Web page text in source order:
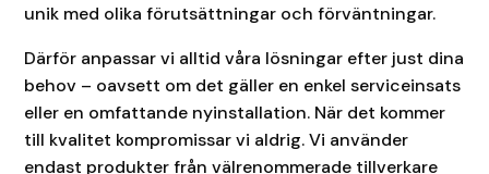
unik med olika förutsättningar och förväntningar.
Därför anpassar vi alltid våra lösningar efter just dina
behov – oavsett om det gäller en enkel serviceinsats
eller en omfattande nyinstallation. När det kommer
till kvalitet kompromissar vi aldrig. Vi använder
endast produkter från välrenommerade tillverkare